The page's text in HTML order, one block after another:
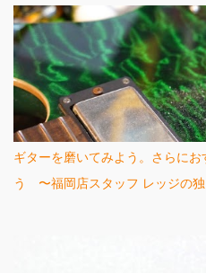
ギターを磨いてみよう。さらに
う 〜福岡店スタッフ レッジの